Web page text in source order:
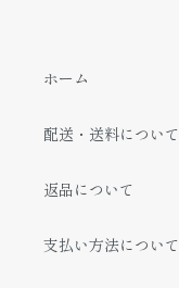
ホーム
配送・送料について
返品について
支払い方法について